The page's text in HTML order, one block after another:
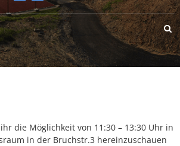
die Möglichkeit von 11:30 – 13:30 Uhr in
in der Bruchstr.3 hereinzuschauen